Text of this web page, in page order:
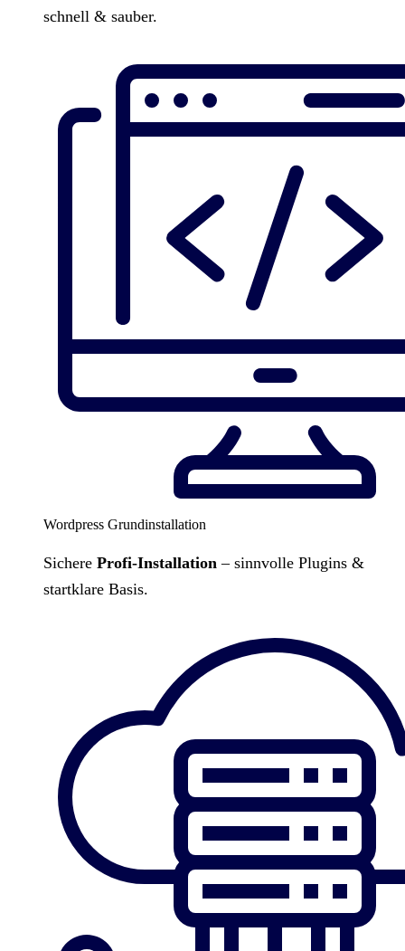
schnell & sauber.
Wordpress Grundinstallation
Sichere Profi-Installation – sinnvolle Plugins &
startklare Basis.